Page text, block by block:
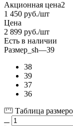
Акционная цена2
1 450 руб./шт
Цена
2 899 руб./шт
Есть в наличии
Размер_sh—39
38
39
37
36
Таблица